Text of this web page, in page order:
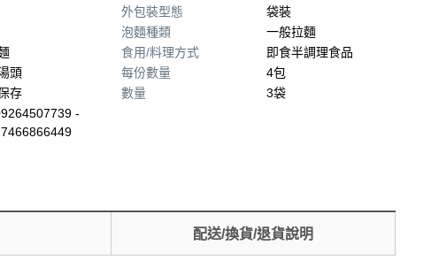
頭
存
-
外包裝型態
袋裝
泡麵種類
一般拉麵
食用/料理方式
即食半調理食品
每份數量
4包
數量
3袋
配送/換貨/退貨說明